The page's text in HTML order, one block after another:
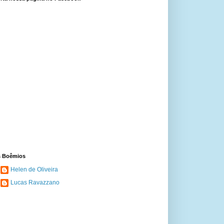
Boêmios
Helen de Oliveira
Lucas Ravazzano